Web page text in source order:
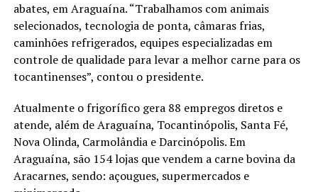
abates, em Araguaína. “Trabalhamos com animais
selecionados, tecnologia de ponta, câmaras frias,
caminhões refrigerados, equipes especializadas em
controle de qualidade para levar a melhor carne para os
tocantinenses”, contou o presidente.
Atualmente o frigorífico gera 88 empregos diretos e
atende, além de Araguaína, Tocantinópolis, Santa Fé,
Nova Olinda, Carmolândia e Darcinópolis. Em
Araguaína, são 154 lojas que vendem a carne bovina da
Aracarnes, sendo: açougues, supermercados e